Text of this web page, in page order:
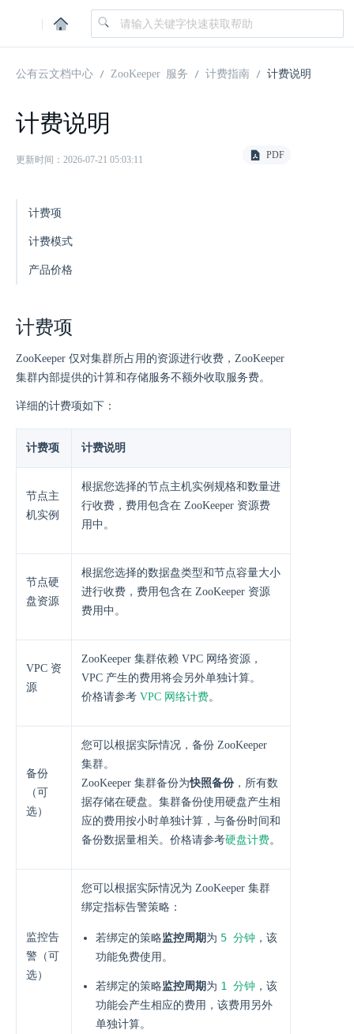
|
公有云文档中心 ZooKeeper 服务 计费指南 计费说明
计费说明
更新时间：2026-07-21 05:03:11 PDF
计费项
计费模式
产品价格
计费项
ZooKeeper 仅对集群所占用的资源进行收费，ZooKeeper
集群内部提供的计算和存储服务不额外收取服务费。
详细的计费项如下：
计费项 计费说明
节点主
机实例
根据您选择的节点主机实例规格和数量进
行收费，费用包含在 ZooKeeper 资源费
用中。
节点硬
盘资源
根据您选择的数据盘类型和节点容量大小
进行收费，费用包含在 ZooKeeper 资源
费用中。
VPC 资
源
ZooKeeper 集群依赖 VPC 网络资源，
VPC 产生的费用将会另外单独计算。
价格请参考 VPC 网络计费。
备份
（可
选）
您可以根据实际情况，备份 ZooKeeper
集群。
ZooKeeper 集群备份为快照备份，所有数
据存储在硬盘。集群备份使用硬盘产生相
应的费用按小时单独计算，与备份时间和
备份数据量相关。价格请参考硬盘计费。
监控告
警（可
选）
您可以根据实际情况为 ZooKeeper 集群
绑定指标告警策略：
若绑定的策略监控周期 为 5 分钟 ，该
功能免费使用。
若绑定的策略监控周期 为 1 分钟 ，该
功能会产生相应的费用，该费用另外
单独计算。